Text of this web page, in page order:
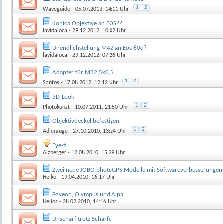
Waveguide - 05.07.2013, 14:11 Uhr 1 2
Konica Objektive an EOS??
lavidaloca - 29.12.2012, 10:02 Uhr
Unendlichstellung M42 an Eos 60d?
lavidaloca - 29.12.2012, 07:26 Uhr
Adapter für M32,5x0,5
Santos - 17.08.2012, 12:12 Uhr 1 2
3D-Look
Photokunzt - 10.07.2011, 21:50 Uhr 1 2
Objektivdeckel befestigen
Adlerauge - 27.10.2010, 13:24 Uhr 1 2
Eye-fi
Alzberger - 12.08.2010, 15:29 Uhr
Zwei neue JOBO photoGPS Modelle mit Softwareverbesserungen
Heiko - 19.04.2010, 16:17 Uhr
Foveon, Olympus und Alpa
Helios - 28.02.2010, 14:16 Uhr
Unscharf trotz Schärfe